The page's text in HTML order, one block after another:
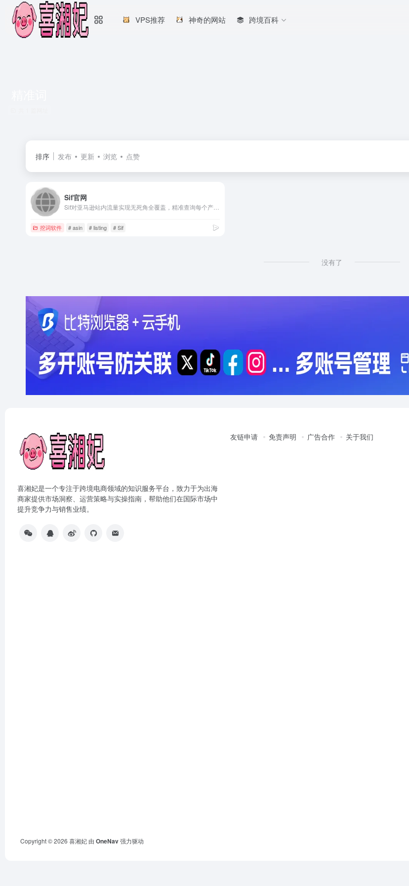
VPS推荐 神奇的网站 跨境百科
排序 发布 更新 浏览 点赞
Sif官网
挖词软件 # asin # listing # Sif
没有了
喜湘妃是一个专注于跨境电商领域的知识服务平台，致力于为出海
商家提供市场洞察、运营策略与实操指南，帮助他们在国际市场中
提升竞争力与销售业绩。
友链申请 免责声明 广告合作 关于我们
Copyright © 2026 喜湘妃 由 OneNav强力驱动